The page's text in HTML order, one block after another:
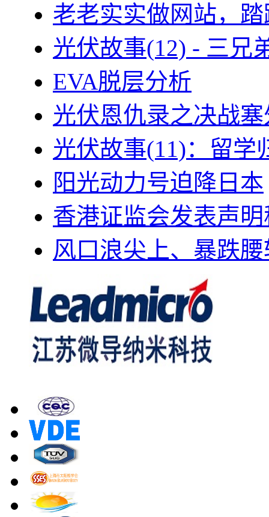
老老实实做网站，
光伏故事(12) - 三兄
EVA脱层分析
光伏恩仇录之决战
光伏故事(11)：留学
阳光动力号迫降日本
香港证监会发表声
风口浪尖上、暴跌